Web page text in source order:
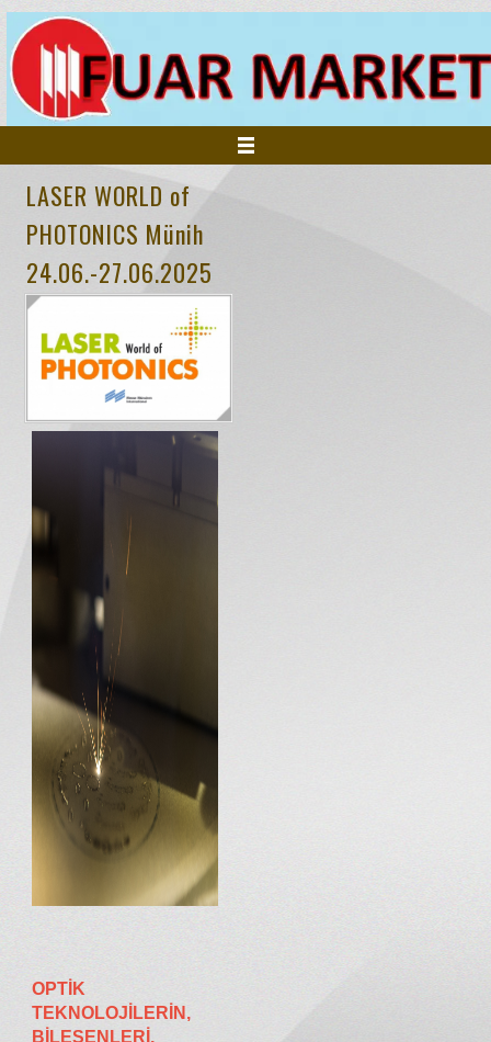
ANASAYFA
KURUMSAL
FUARLAR
HİZMETLERİMİZ
İLETİŞİM
LASER WORLD of
PHOTONICS Münih
24.06.-27.06.2025
OPTİK
TEKNOLOJİLERİN,
BİLEŞENLERİ,